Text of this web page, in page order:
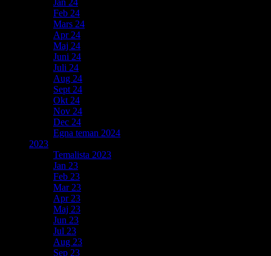
Feb 24
Mars 24
Apr 24
Maj 24
Juni 24
Juli 24
Aug 24
Sept 24
Okt 24
Nov 24
Dec 24
Egna teman 2024
2023
Temalista 2023
Jan 23
Feb 23
Mar 23
Apr 23
Maj 23
Jun 23
Jul 23
Aug 23
Sep 23